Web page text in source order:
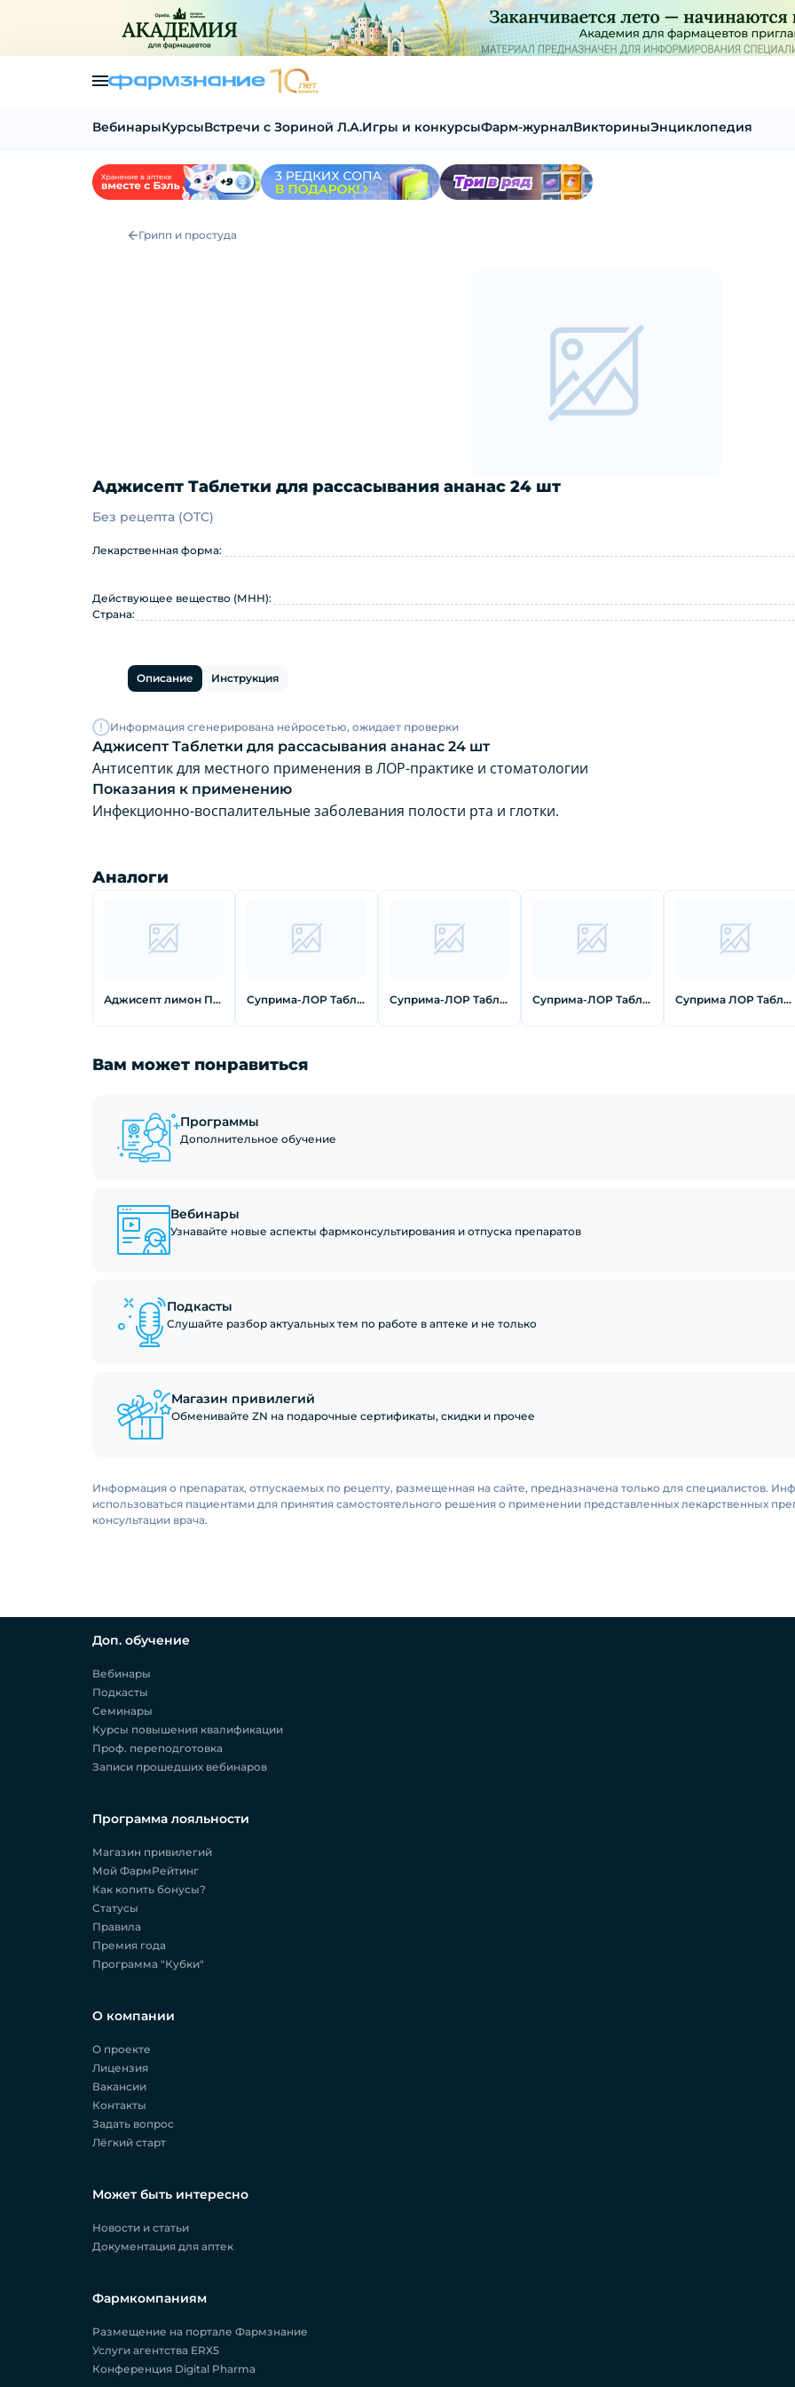
ВебинарыКурсыВстречи с Зориной Л.А.Игры и конкурсыФарм-журналВикториныЭнциклопедия
Грипп и простуда
Аджисепт Таблетки для рассасывания ананас 24 шт
Аджисепт Таблетки для рассасывания ананас 24 шт: инструкция
Без рецепта (OTC)
Лекарственная форма:
Действующее вещество (МНН):
Страна:
Описание Инструкция
Информация сгенерирована нейросетью, ожидает проверки
Аджисепт Таблетки для рассасывания ананас 24 шт
Антисептик для местного применения в ЛОР-практике и стоматологии
Показания к применению
Инфекционно-воспалительные заболевания полости рта и глотки.
Аналоги
Аджисепт лимон Пастилки 12 шт Суприма-ЛОР Таблетки для рассасывания лимон 16 шт Суприма-ЛОР Таблетки для рассасывания мед/лимон 16 шт Суприма-ЛОР Таблетки для рассасывания апельсин 16 шт Суприма ЛОР Таблетки для рассасывания ананас 16 шт
Вам может понравиться
Программы
Дополнительное обучение
Вебинары
Узнавайте новые аспекты фармконсультирования и отпуска препаратов
Подкасты
Слушайте разбор актуальных тем по работе в аптеке и не только
Магазин привилегий
Обменивайте ZN на подарочные сертификаты, скидки и прочее
Информация о препаратах, отпускаемых по рецепту, размещенная на сайте, предназначена только для специалистов.
использоваться пациентами для принятия самостоятельного решения о применении представленных лекарственных
консультации врача.
Доп. обучение
Вебинары
Подкасты
Семинары
Курсы повышения квалификации
Проф. переподготовка
Записи прошедших вебинаров
Программа лояльности
Магазин привилегий
Мой ФармРейтинг
Как копить бонусы?
Статусы
Правила
Премия года
Программа "Кубки"
О компании
О проекте
Лицензия
Вакансии
Контакты
Задать вопрос
Лёгкий старт
Может быть интересно
Новости и статьи
Документация для аптек
Фармкомпаниям
Размещение на портале Фармзнание
Услуги агентства ERX5
Конференция Digital Pharma